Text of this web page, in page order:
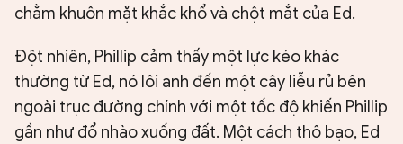
chằm khuôn mặt khắc khổ và chột mắt của Ed.
Đột nhiên, Phillip cảm thấy một lực kéo khác
thường từ Ed, nó lôi anh đến một cây liễu rủ bên
ngoài trục đường chính với một tốc độ khiến Phillip
gần như đổ nhào xuống đất. Một cách thô bạo, Ed